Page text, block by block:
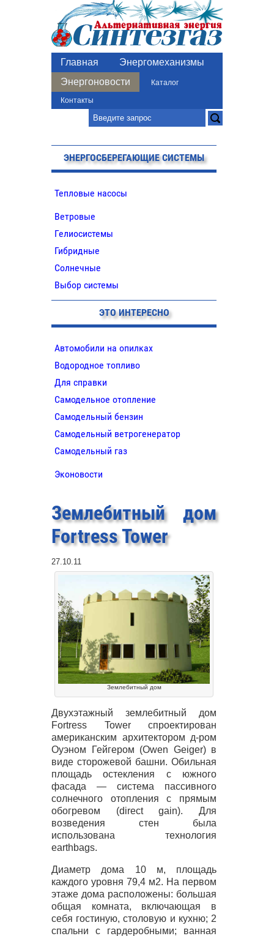
Главная
Энергомеханизмы
Энергоновости
Каталог
Контакты
ЭНЕРГОСБЕРЕГАЮЩИЕ СИСТЕМЫ
Тепловые насосы
Ветровые
Гелиосистемы
Гибридные
Солнечные
Выбор системы
ЭТО ИНТЕРЕСНО
Автомобили на опилках
Водородное топливо
Для справки
Самодельное отопление
Самодельный бензин
Самодельный ветрогенератор
Самодельный газ
Эконовости
Землебитный дом
Fortress Tower
27.10.11
Землебитный дом
Двухэтажный землебитный дом
Fortress Tower спроектирован
американским архитектором д-ром
Оуэном Гейгером (Owen Geiger) в
виде сторожевой башни. Обильная
площадь остекления с южного
фасада — система пассивного
солнечного отопления с прямым
обогревом (direct gain). Для
возведения стен была
использована технология
earthbags.
Диаметр дома 10 м, площадь
каждого уровня 79,4 м2. На первом
этаже дома расположены: большая
общая комната, включающая в
себя гостиную, столовую и кухню; 2
спальни с гардеробными; ванная